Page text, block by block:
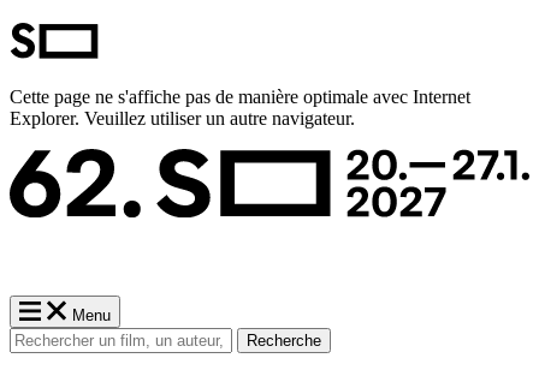
Cette page ne s'affiche pas de manière optimale avec Internet
Explorer. Veuillez utiliser un autre navigateur.
Menu
Recherche